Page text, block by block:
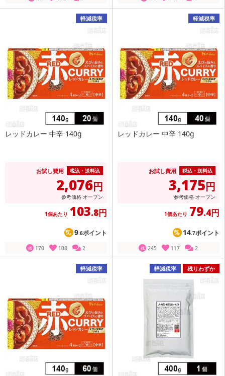
軽減税率
レッドカレー 中辛 140g
お試し費用 税込・送料込
2,076円
参考価格 オープン
1個あたり 103.8円
9.6ポイント
残 170 108 2
軽減税率
レッドカレー 中辛 140g
お試し費用 税込・送料込
3,175円
参考価格 オープン
1個あたり 79.4円
14.7ポイント
残 245 117 2
軽減税率 軽減税率 残りわずか